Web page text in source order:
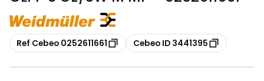
Kopiëren
Ref Cebeo 0252611661 Kopiëren
Cebeo ID 3441395